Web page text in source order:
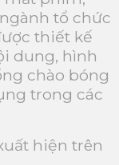
tổ chức
thiết kế
dung, hình
chào bóng
trong các
hiện trên